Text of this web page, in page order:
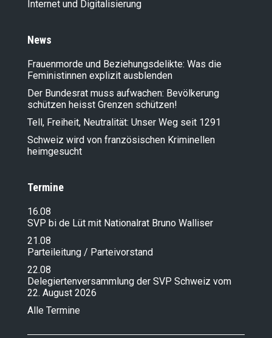
Internet und Digitalisierung
News
Frauenmorde und Beziehungsdelikte: Was die
Feministinnen explizit ausblenden
Der Bundesrat muss aufwachen: Bevölkerung
schützen heisst Grenzen schützen!
Tell, Freiheit, Neutralität: Unser Weg seit 1291
Schweiz wird von französischen Kriminellen
heimgesucht
Termine
16.08
SVP bi de Lüt mit Nationalrat Bruno Walliser
21.08
Parteileitung / Parteivorstand
22.08
Delegiertenversammlung der SVP Schweiz vom
22. August 2026
Alle Termine